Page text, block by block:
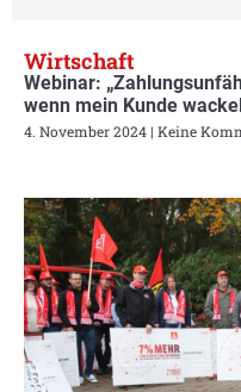
Wirtschaft
Webinar:
wenn mein Kunde
4. November 2024 Keine